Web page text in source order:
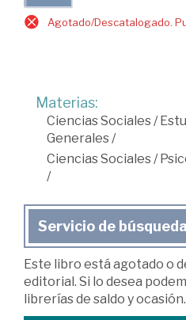
Agotado/Descatalogado.
Materias:
Ciencias Sociales /
Generales /
Ciencias Sociales /
/
Servicio de
Este libro está agotado o
editorial. Si lo desea
librerías de saldo y ocasión.